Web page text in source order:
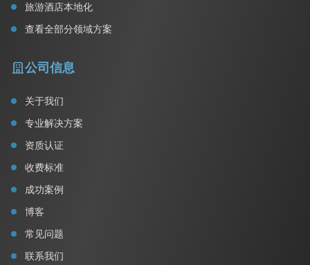
旅游酒店本地化
查看全部分领域方案
公司信息
关于我们
专业解决方案
资质认证
收费标准
成功案例
博客
常见问题
联系我们